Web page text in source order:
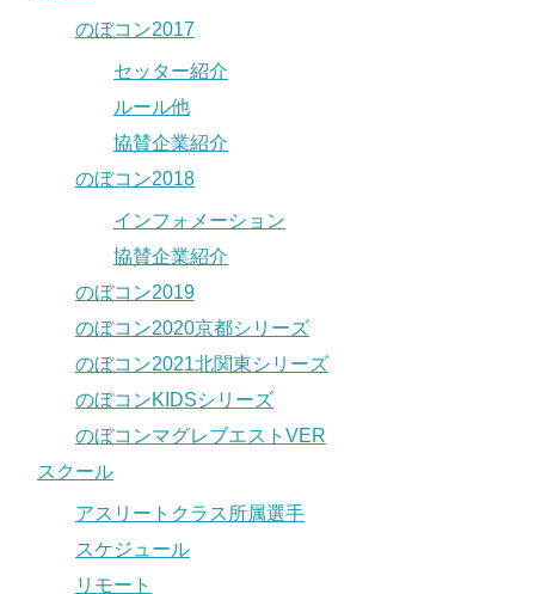
のぼコン2017
セッター紹介
ルール他
協賛企業紹介
のぼコン2018
インフォメーション
協賛企業紹介
のぼコン2019
のぼコン2020京都シリーズ
のぼコン2021北関東シリーズ
のぼコンKIDSシリーズ
のぼコンマグレブエストVER
スクール
アスリートクラス所属選手
スケジュール
リモート